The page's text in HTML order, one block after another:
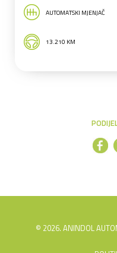
AUTOMATSKI MJENJAČ
13.210 KM
© 2026. ANINDOL